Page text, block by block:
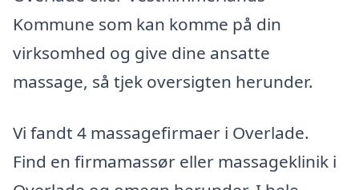
Kommune som kan komme på din
virksomhed og give dine ansatte
massage, så tjek oversigten herunder.
Vi fandt 4 massagefirmaer i Overlade.
Find en firmamassør eller massageklinik i